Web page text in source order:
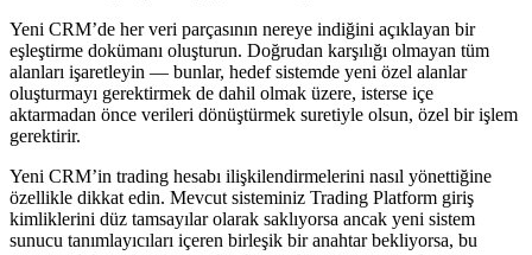
Yeni CRM’de her veri parçasının nereye indiğini açıklayan bir
eşleştirme dokümanı oluşturun. Doğrudan karşılığı olmayan tüm
alanları işaretleyin — bunlar, hedef sistemde yeni özel alanlar
oluşturmayı gerektirmek de dahil olmak üzere, isterse içe
aktarmadan önce verileri dönüştürmek suretiyle olsun, özel bir işlem
gerektirir.
Yeni CRM’in trading hesabı ilişkilendirmelerini nasıl yönettiğine
özellikle dikkat edin. Mevcut sisteminiz Trading Platform giriş
kimliklerini düz tamsayılar olarak saklıyorsa ancak yeni sistem
sunucu tanımlayıcıları içeren birleşik bir anahtar bekliyorsa, bu